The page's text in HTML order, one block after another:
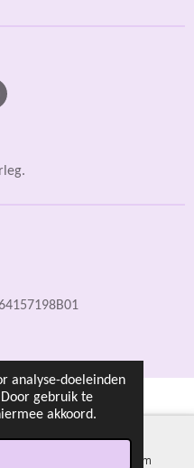
analyse-doeleinden
gebruik te
akkoord.
Instagram